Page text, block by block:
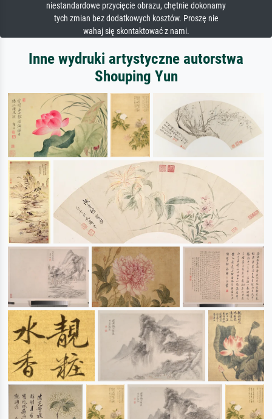
niestandardowe przycięcie obrazu, chętnie dokonamy
tych zmian bez dodatkowych kosztów. Proszę nie
wahaj się skontaktować z nami.
Inne wydruki artystyczne autorstwa
Shouping Yun